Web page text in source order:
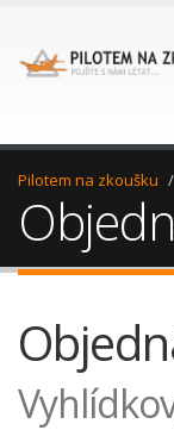
Pilotem na zkoušku